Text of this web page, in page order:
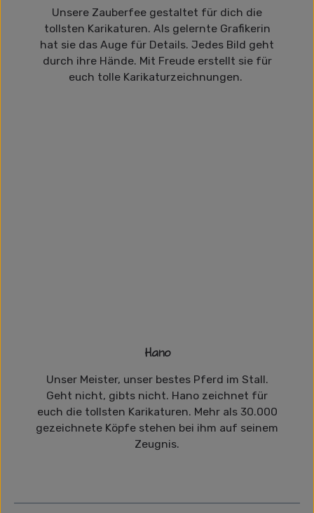
Unsere Zauberfee gestaltet für dich die
tollsten Karikaturen. Als gelernte Grafikerin
hat sie das Auge für Details. Jedes Bild geht
durch ihre Hände. Mit Freude erstellt sie für
euch tolle Karikaturzeichnungen.
Hano
Unser Meister, unser bestes Pferd im Stall.
Geht nicht, gibts nicht. Hano zeichnet für
euch die tollsten Karikaturen. Mehr als 30.000
gezeichnete Köpfe stehen bei ihm auf seinem
Zeugnis.